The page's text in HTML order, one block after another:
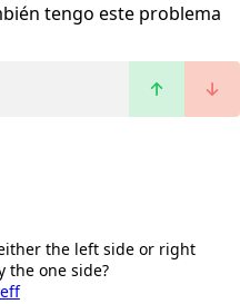
tengo este problema
the left side or right
the one side?